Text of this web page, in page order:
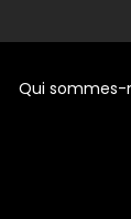
Qui sommes-